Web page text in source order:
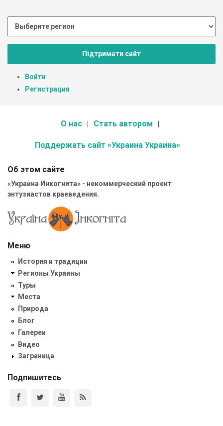
Підтримати сайт
Войти
Регистрация
О нас Стать автором
Поддержать сайт «Украина Украина»
Об этом сайте
«Украина Инкогнита» - некоммерческий проект
энтузиастов краеведения.
Меню
История и традиции
Регионы Украины
Туры
Места
Природа
Блог
Галереи
Видео
Заграница
Подпишитесь